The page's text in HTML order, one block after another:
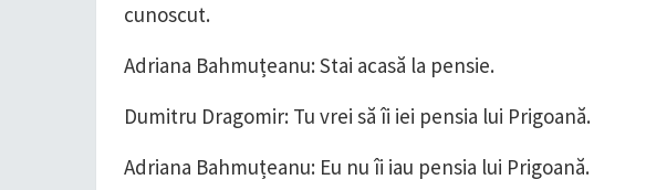
cunoscut.
Adriana Bahmuțeanu: Stai acasă la pensie.
Dumitru Dragomir: Tu vrei să îi iei pensia lui Prigoană.
Adriana Bahmuțeanu: Eu nu îi iau pensia lui Prigoană.